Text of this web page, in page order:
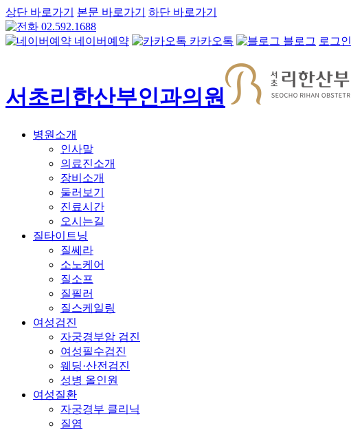
상단 바로가기 본문 바로가기
하단 바로가기
02.592.1688
네이버예약
카카오톡 블로그 로그인
서초리한산부인과의원
병원소개
인사말
의료진소개
장비소개
둘러보기
진료시간
오시는길
질타이트닝
질쎄라
소노케어
질소프
질필러
질스케일링
여성검진
자궁경부암 검진
여성필수검진
웨딩·산전검진
성병 올인원
여성질환
자궁경부 클리닉
질염